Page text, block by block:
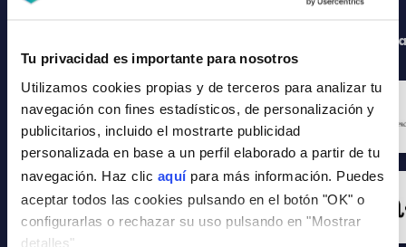
Tu privacidad es importante para nosotros
Utilizamos cookies propias y de terceros para analizar tu
navegación con fines estadísticos, de personalización y
publicitarios, incluido el mostrarte publicidad
personalizada en base a un perfil elaborado a partir de tu
navegación. Haz clic aquípara más información. Puedes
aceptar todos las cookies pulsando en el botón "OK" o
configurarlas o rechazar su uso pulsando en "Mostrar
detalles"